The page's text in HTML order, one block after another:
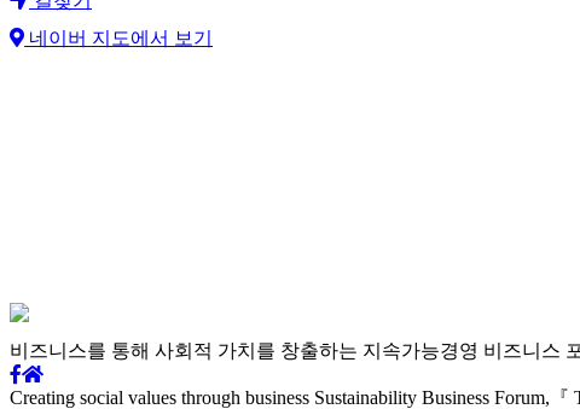
네이버 지도에서 보기
비즈니스를 통해 사회적 가치를 창출하는 지속가능경영 비즈니스
Creating social values through business Sustainability Business Forum, 『